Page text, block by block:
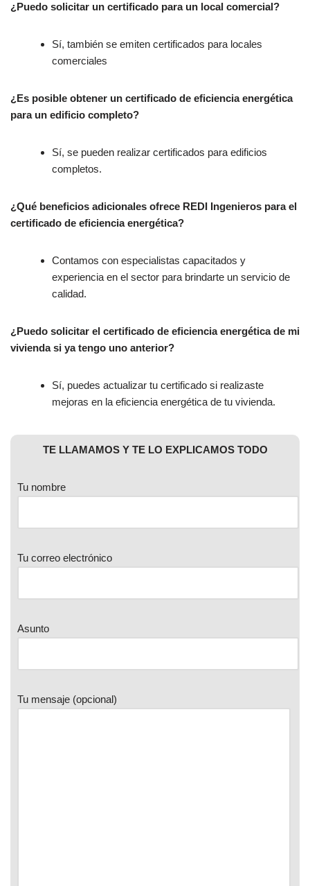
¿Puedo solicitar un certificado para un local comercial?
Sí, también se emiten certificados para locales
comerciales
¿Es posible obtener un certificado de eficiencia energética
para un edificio completo?
Sí, se pueden realizar certificados para edificios
completos.
¿Qué beneficios adicionales ofrece REDI Ingenieros para el
certificado de eficiencia energética?
Contamos con especialistas capacitados y
experiencia en el sector para brindarte un servicio de
calidad.
¿Puedo solicitar el certificado de eficiencia energética de mi
vivienda si ya tengo uno anterior?
Sí, puedes actualizar tu certificado si realizaste
mejoras en la eficiencia energética de tu vivienda.
TE LLAMAMOS Y TE LO EXPLICAMOS TODO
Tu nombre
Tu correo electrónico
Asunto
Tu mensaje (opcional)